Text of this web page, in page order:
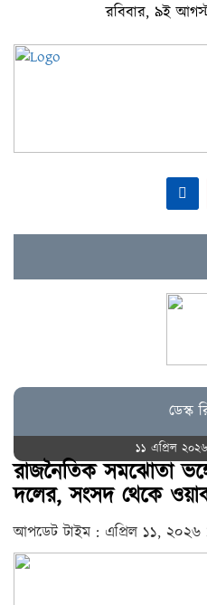
রবিবার, ৯ই
ডেস্ক
১১ এপ্রিল
রাজনৈতিক সমঝোতা
দলের, সংসদ থেকে
আপডেট টাইম : এপ্রিল ১১, ২০২৬